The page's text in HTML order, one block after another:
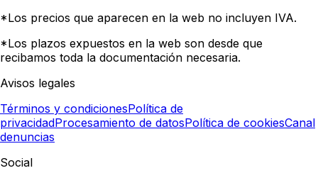
*Los precios que aparecen en la web no incluyen IVA.
*Los plazos expuestos en la web son desde que
recibamos toda la documentación necesaria.
Avisos legales
Términos y condicionesPolítica de
privacidadProcesamiento de datosPolítica de cookiesCanal
denuncias
Social